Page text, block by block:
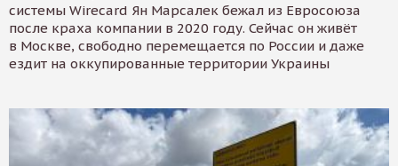
системы Wirecard Ян Марсалек бежал из Евросоюза
после краха компании в 2020 году. Сейчас он живёт
в Москве, свободно перемещается по России и даже
ездит на оккупированные территории Украины